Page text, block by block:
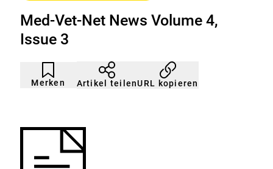
Med-Vet-Net News Volume 4,
Issue 3
Merken
Artikel
nicht
gemerkt
Durch
Klicken
der
Artikel teilenURL kopieren